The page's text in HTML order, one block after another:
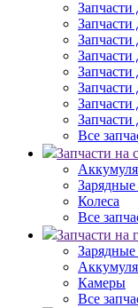
Запчасти
Запчасти
Запчасти
Запчасти
Запчасти
Запчасти
Запчасти
Все
Запчасти на
Зарядные
Колеса
Все
Запчасти на
Зарядные
Камеры
Все